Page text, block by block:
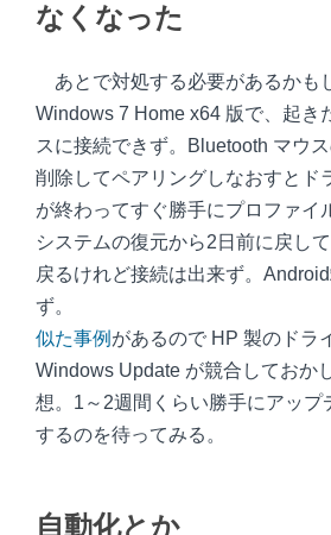
なくなった
あとで対処する必要があるかも
Windows 7 Home x64 版で、起き
スに接続できず。Bluetooth マウ
削除してペアリングしなおすとド
が終わってすぐ勝手にプロファイ
システムの復元から2日前に戻し
戻るけれど接続は出来ず。
ず。
似た事例 があるので HP 製のドラ
Windows Update が競合しておか
想。1～2週間くらい勝手にアップ
するのを待ってみる。
自動化とか